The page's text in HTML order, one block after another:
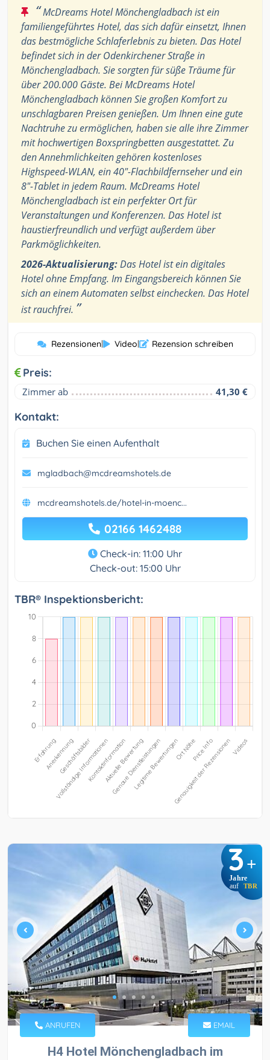
“McDreams Hotel Mönchengladbach ist ein
familiengeführtes Hotel, das sich dafür einsetzt, Ihnen
das bestmögliche Schlaferlebnis zu bieten. Das Hotel
befindet sich in der Odenkirchener Straße in
Mönchengladbach. Sie sorgten für süße Träume für
über 200.000 Gäste. Bei McDreams Hotel
Mönchengladbach können Sie großen Komfort zu
unschlagbaren Preisen genießen. Um Ihnen eine gute
Nachtruhe zu ermöglichen, haben sie alle ihre Zimmer
mit hochwertigen Boxspringbetten ausgestattet. Zu
den Annehmlichkeiten gehören kostenloses
Highspeed-WLAN, ein 40"-Flachbildfernseher und ein
8"-Tablet in jedem Raum. McDreams Hotel
Mönchengladbach ist ein perfekter Ort für
Veranstaltungen und Konferenzen. Das Hotel ist
haustierfreundlich und verfügt außerdem über
Parkmöglichkeiten.
2026-Aktualisierung:Das Hotel ist ein digitales
Hotel ohne Empfang. Im Eingangsbereich können Sie
sich an einem Automaten selbst einchecken. Das Hotel
ist rauchfrei. ”
Rezensionen| Video| Rezension schreiben
Preis:
Zimmer ab 41,30 €
Kontakt:
Buchen Sie einen Aufenthalt
mgladbach@mcdreamshotels.de
mcdreamshotels.de/hotel-in-moenc...
02166 1462488
Check-in: 11:00 Uhr
Check-out: 15:00 Uhr
TBR® Inspektionsbericht:
3+
Jahre
auf TBR
ANRUFEN EMAIL
H4 Hotel Mönchengladbach im